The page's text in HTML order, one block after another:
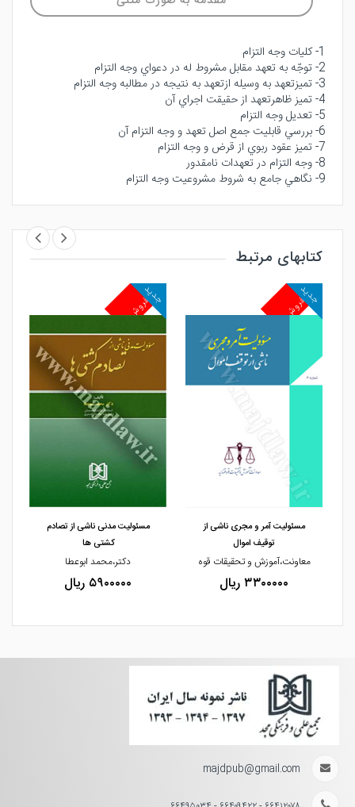
1- كليات وجه التزام
2- توجّه به تعهد مقابل مشروط له در دعواي وجه التزام
3- تميزتعهد به وسيله ازتعهد به نتيجه در مطالبه وجه التزام
4- تميز ظاهرتعهد از حقيقت اجراي آن
5- تعديل وجه التزام
6- بررسي قابليت جمع اصل تعهد و وجه التزام آن
7- تميز عقود ربوي از قرض و وجه التزام
8- وجه التزام در تعهدات نامقدور
9- نگاهي جامع به شروط مشروعيت وجه التزام
کتابهای مرتبط
مشاهده و خرید
پرفروش
جدید
مشاهده و خرید
مسئولیت آمر و مجری ناشی از
توقیف اموال
معاونت،آموزش و تحقیقات قوه
۳۳۰۰۰۰۰ ریال
پرفروش
جدید
مسئولیت مدنی ناشی از تصادم
کشتی ها
دکتر،محمد ابوعطا
۵۹۰۰۰۰۰ ریال
majdpub@gmail.com